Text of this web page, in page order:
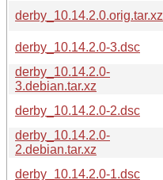
derby_10.14.2.0.orig.tar.xz
derby_10.14.2.0-3.dsc
derby_10.14.2.0-
3.debian.tar.xz
derby_10.14.2.0-2.dsc
derby_10.14.2.0-
2.debian.tar.xz
derby_10.14.2.0-1.dsc